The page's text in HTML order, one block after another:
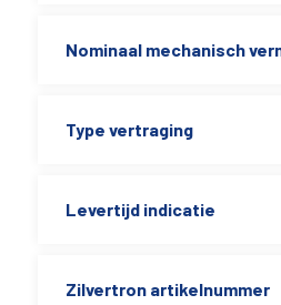
Nominaal mechanisch
Type vertraging
Levertijd indicatie
Zilvertron artikelnummer